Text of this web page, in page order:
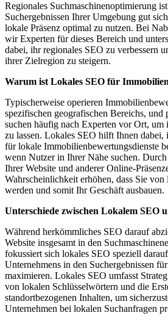
Regionales Suchmaschinenoptimierung
Suchergebnissen Ihrer Umgebung gut
lokale Präsenz optimal zu nutzen. Bei
wir Experten für dieses Bereich und
dabei, ihr regionales SEO zu verbessern
ihrer Zielregion zu steigern.
Warum ist Lokales SEO für
Typischerweise operieren
spezifischen geografischen Bereichs, und
suchen häufig nach Experten vor Ort, um
zu lassen. Lokales SEO hilft Ihnen dabei,
für lokale Immobilienbewertungsdienste
wenn Nutzer in Ihrer Nähe suchen.
Ihrer Website und anderer Online-
Wahrscheinlichkeit erhöhen, dass Sie
werden und somit Ihr Geschäft ausbauen.
Unterschiede zwischen Lokalem SEO
Während herkömmliches SEO darauf
Website insgesamt in den
fokussiert sich lokales SEO speziell
Unternehmens in den Suchergebnissen
maximieren. Lokales SEO umfasst
von lokalen Schlüsselwörtern und die
standortbezogenen Inhalten, um
Unternehmen bei lokalen Suchanfragen